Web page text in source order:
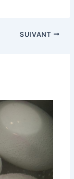
SUIVANT